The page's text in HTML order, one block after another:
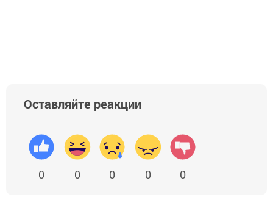
Оставляйте реакции
0 0 0 0 0